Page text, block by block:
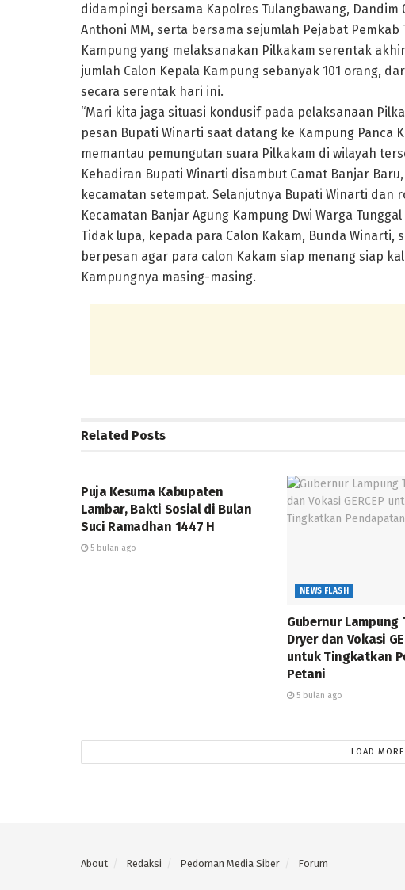
didampingi bersama Kapolres Tulangbawang, Dandim
Anthoni MM, serta bersama sejumlah Pejabat Pemkab
Kampung yang melaksanakan Pilkakam serentak
jumlah Calon Kepala Kampung sebanyak 101 orang,
secara serentak hari ini.
“Mari kita jaga situasi kondusif pada pelaksanaan
pesan Bupati Winarti saat datang ke Kampung Panca
memantau pemungutan suara Pilkakam di wilayah
Kehadiran Bupati Winarti disambut Camat Banjar
kecamatan setempat. Selanjutnya Bupati Winarti dan
Kecamatan Banjar Agung Kampung Dwi Warga
Tidak lupa, kepada para Calon Kakam, Bunda Winarti,
berpesan agar para calon Kakam siap menang siap
Kampungnya masing-masing.
Related Posts
Puja Kesuma Kabupaten
Lambar, Bakti Sosial di Bulan
Suci Ramadhan 1447 H
5 bulan ago
NEWS FLASH
Gubernur Lampung
Dryer dan Vokasi
untuk Tingkatkan
Petani
5 bulan ago
LOAD MORE
About Redaksi Pedoman Media Siber Forum